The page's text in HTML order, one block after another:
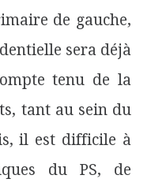
de gauche,
sera déjà
tenu de la
tant au sein du
il est difficile à
du PS, de